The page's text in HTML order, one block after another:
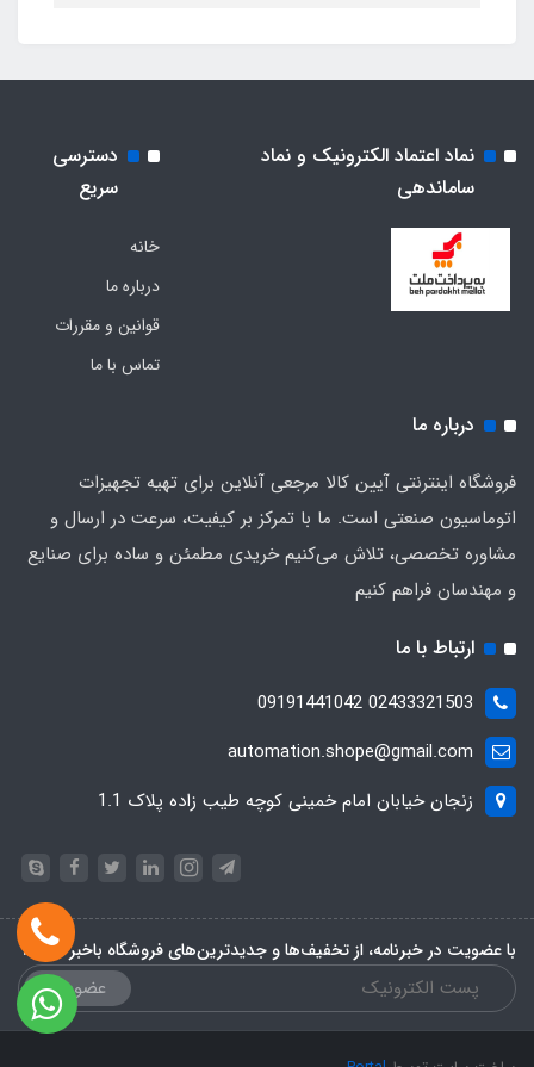
نماد اعتماد الکترونیک و نماد
ساماندهی
دسترسی
سریع
خانه
درباره ما
قوانین و مقررات
تماس با ما
درباره ما
فروشگاه اینترنتی آیین کالا مرجعی آنلاین برای تهیه تجهیزات
اتوماسیون صنعتی است. ما با تمرکز بر کیفیت، سرعت در ارسال و
مشاوره تخصصی، تلاش می‌کنیم خریدی مطمئن و ساده برای صنایع
و مهندسان فراهم کنیم
ارتباط با ما
02433321503 09191441042
automation.shope@gmail.com
زنجان خیابان امام خمینی کوچه طیب زاده پلاک 1.1
با عضویت در خبرنامه، از تخفیف‌ها و جدیدترین‌های فروشگاه باخبر شوید:
عضویت